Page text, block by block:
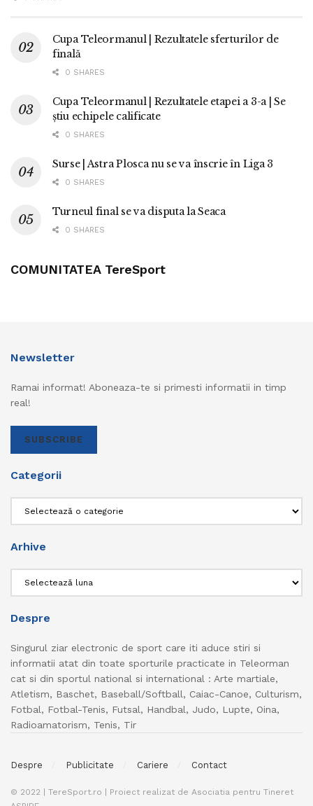
Cupa Teleormanul | Rezultatele sferturilor de
finală
0 SHARES
Cupa Teleormanul | Rezultatele etapei a 3-a | Se
știu echipele calificate
0 SHARES
Surse | Astra Plosca nu se va înscrie în Liga 3
0 SHARES
Turneul final se va disputa la Seaca
0 SHARES
COMUNITATEA TereSport
Newsletter
Ramai informat! Aboneaza-te si primesti informatii in timp
real!
SUBSCRIBE
Categorii
Arhive
Despre
Singurul ziar electronic de sport care iti aduce stiri si
informatii atat din toate sporturile practicate in Teleorman
cat si din sportul national si international : Arte martiale,
Atletism, Baschet, Baseball/Softball, Caiac-Canoe, Culturism,
Fotbal, Fotbal-Tenis, Futsal, Handbal, Judo, Lupte, Oina,
Radioamatorism, Tenis, Tir
Despre Publicitate Cariere Contact
© 2022 | TereSport.ro | Proiect realizat de Asociatia pentru Tineret